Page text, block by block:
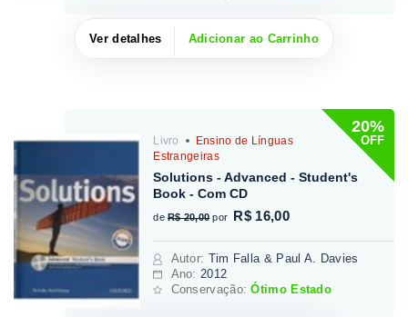
Ver detalhes Adicionar ao Carrinho
20%
OFF
Livro
Ensino de Línguas
Estrangeiras
Solutions - Advanced - Student's
Book - Com CD
de R$ 20,00 por R$ 16,00
Autor: Tim Falla & Paul A. Davies
Ano: 2012
Conservação:Ótimo Estado